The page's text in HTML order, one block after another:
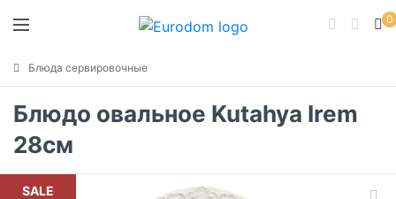
0
Блюда сервировочные
Блюдо овальное Kutahya Irem
28см
SALE